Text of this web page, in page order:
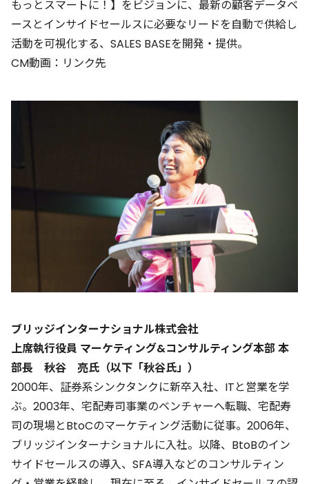
もっとスマートに！】をビジョンに、最新の顧客データベ
ースとインサイドセールスに必要なリードを自動で供給し
活動を可視化する、SALES BASEを開発・提供。
CM動画： リンク先
ブリッジインターナショナル株式会社
上席執行役員 マーケティング&コンサルティング本部 本
部長 秋谷 亮氏（以下「秋谷氏」）
2000年、証券系シンクタンクに新卒入社、ITと営業を学
ぶ。2003年、宅配寿司事業のベンチャーへ転職、宅配寿
司の現場とBtoCのマーケティング活動に従事。2006年、
ブリッジインターナショナルに入社。以降、BtoBのイン
サイドセールスの導入、SFA導入などのコンサルティン